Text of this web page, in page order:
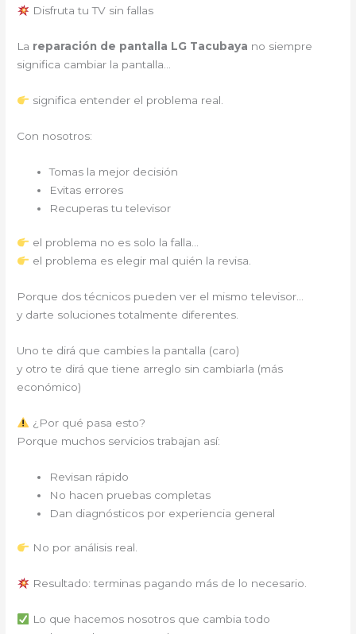
Disfruta tu TV sin fallas
La reparación de pantalla LG Tacubaya no siempre
significa cambiar la pantalla…
significa entender el problema real.
Con nosotros:
Tomas la mejor decisión
Evitas errores
Recuperas tu televisor
el problema no es solo la falla…
el problema es elegir mal quién la revisa.
Porque dos técnicos pueden ver el mismo televisor…
y darte soluciones totalmente diferentes.
Uno te dirá que cambies la pantalla (caro)
y otro te dirá que tiene arreglo sin cambiarla (más
económico)
¿Por qué pasa esto?
Porque muchos servicios trabajan así:
Revisan rápido
No hacen pruebas completas
Dan diagnósticos por experiencia general
No por análisis real.
Resultado: terminas pagando más de lo necesario.
Lo que hacemos nosotros que cambia todo